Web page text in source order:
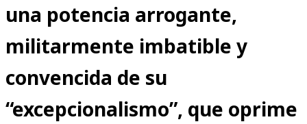
una potencia arrogante,
militarmente imbatible y
convencida de su
“excepcionalismo”, que oprime